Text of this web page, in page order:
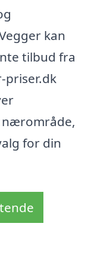
kan
tilbud fra
priser.dk
for din